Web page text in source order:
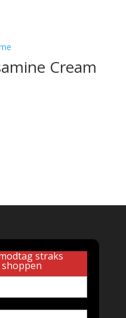
Cream
straks